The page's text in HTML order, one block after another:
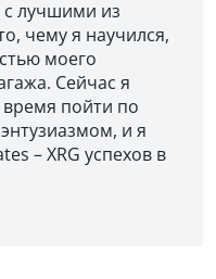
с лучшими из
чему я научился,
моего
Сейчас я
пойти по
и я
– XRG успехов в